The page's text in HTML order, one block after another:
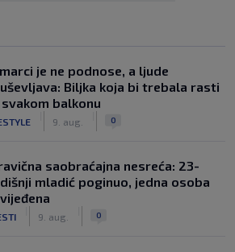
je ne podnose, a ljude
Biljka koja bi trebala rasti
svakom balkonu
9. aug. 0
saobraćajna nesreća: 23-
mladić poginuo, jedna osoba
9. aug. 0